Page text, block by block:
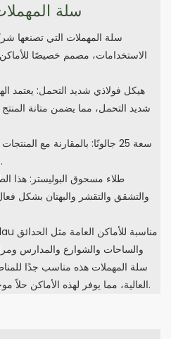
سلة
سلة المهملات التي تصنعها
الاستخدامات، مصمم خصيصًا للأماكن
هيكل فولاذي شديد التحمل: يعتمد
شديد التحمل، مما يضمن متانة
سعة 25 جالونًا: بالمقارنة مع
من الحاجة إلى التنظيف المتكرر.
طلاء مسحوق البوليستر: هذا
والتشقق والتقشر والبهتان بشكل
والساحات والشوارع والمدارس
سلة المهملات هذه مناسب جدًا
العالية، مما يوفر لهذه الأماكن حلاً موحدًا وعالي الجودة لإدارة النفايات.